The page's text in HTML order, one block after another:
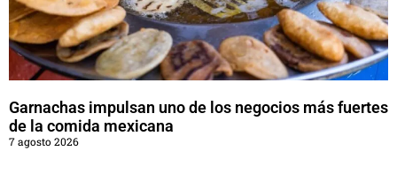
Garnachas impulsan uno de los negocios más fuertes
de la comida mexicana
7 agosto 2026